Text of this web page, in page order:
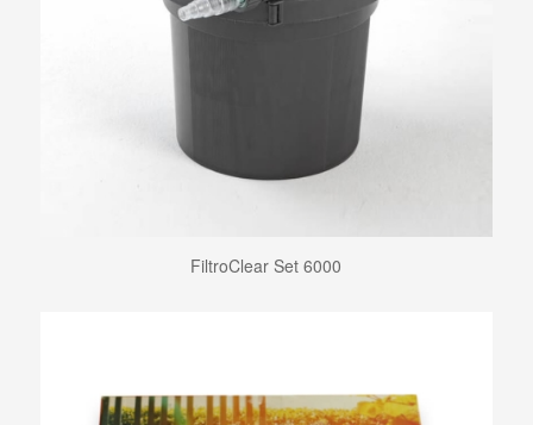
FiltroClear Set 6000